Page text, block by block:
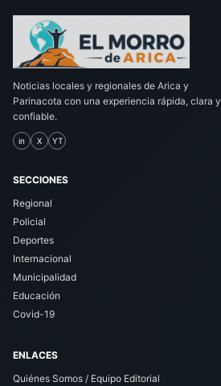
Noticias locales y regionales de Arica y
Parinacota con una experiencia rápida, clara y
confiable.
in X YT
SECCIONES
Regional
Policial
Deportes
Internacional
Municipalidad
Educación
Covid-19
ENLACES
Quiénes Somos / Equipo Editorial